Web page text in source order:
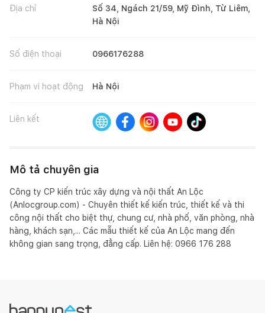
Địa chỉ
Số 34, Ngách 21/59, Mỹ Đình, Từ Liêm,
Hà Nội
Số điện thoại 0966176288
Phạm vi hoạt động Hà Nội
Liên kết
Mô tả chuyên gia
Công ty CP kiến trúc xây dựng và nội thất An Lộc
(Anlocgroup.com) - Chuyên thiết kế kiến trúc, thiết kế và thi
công nội thất cho biệt thự, chung cư, nhà phố, văn phòng, nhà
hàng, khách sạn,... Các mẫu thiết kế của An Lộc mang đến
không gian sang trọng, đẳng cấp. Liên hệ: 0966 176 288